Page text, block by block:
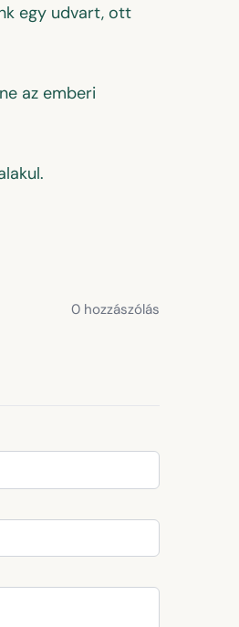
egy udvart, ott
az emberi
0 hozzászólás